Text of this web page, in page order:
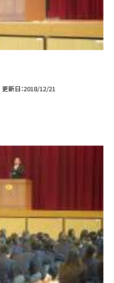
更新日 2018/12/21